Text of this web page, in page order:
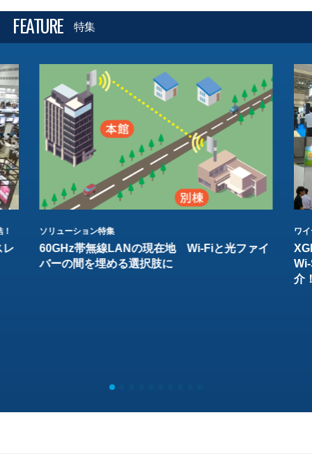
FEATURE 特集
レ
ソリューション特集
60GHz帯無線LANの現在地 Wi-Fiと光ファイ
バーの間を埋める選択肢に
ワ
介